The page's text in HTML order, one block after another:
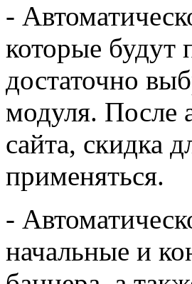
-
которые будут
достаточно
модуля. После
сайта, скидка
применяться.
-
начальные и